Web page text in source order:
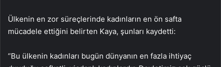
Ülkenin en zor süreçlerinde kadınların en ön safta
mücadele ettiğini belirten Kaya, şunları kaydetti:
“Bu ülkenin kadınları bugün dünyanın en fazla ihtiyaç